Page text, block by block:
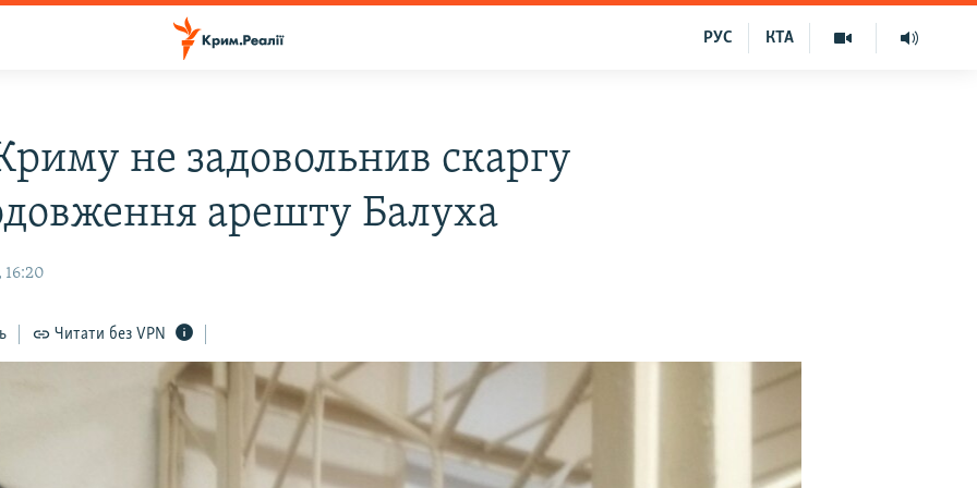
КТА
РУС
не задовольнив скаргу
арешту Балуха
16:20
Читати без VPN